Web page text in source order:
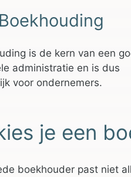
Boekhouding
is de kern van een
administratie en is dus
voor ondernemers.
je een
boekhouder past niet